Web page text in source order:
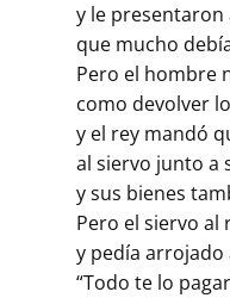
y le presentaron
que mucho
Pero el hombre
como devolver
y el rey mandó
al siervo junto a
y sus bienes
Pero el siervo al
y pedía arrojado
“Todo te lo